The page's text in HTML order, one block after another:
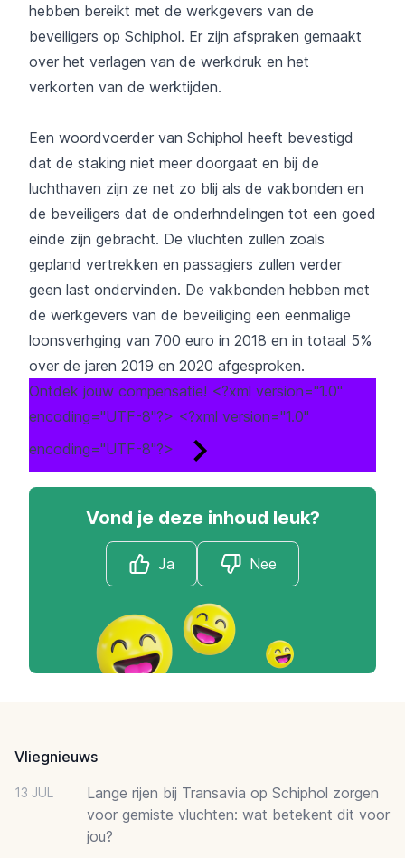
hebben bereikt met de werkgevers van de
beveiligers op Schiphol. Er zijn afspraken gemaakt
over het verlagen van de werkdruk en het
verkorten van de werktijden.
Een woordvoerder van Schiphol heeft bevestigd
dat de staking niet meer doorgaat en bij de
luchthaven zijn ze net zo blij als de vakbonden en
de beveiligers dat de onderhndelingen tot een goed
einde zijn gebracht. De vluchten zullen zoals
gepland vertrekken en passagiers zullen verder
geen last ondervinden. De vakbonden hebben met
de werkgevers van de beveiliging een eenmalige
loonsverhging van 700 euro in 2018 en in totaal 5%
over de jaren 2019 en 2020 afgesproken.
Ontdek jouw compensatie! <?xml version="1.0"
encoding="UTF-8"?> <?xml version="1.0"
encoding="UTF-8"?>
Vond je deze inhoud leuk?
Ja Nee
Vliegnieuws
13 JUL
Lange rijen bij Transavia op Schiphol zorgen
voor gemiste vluchten: wat betekent dit voor
jou?